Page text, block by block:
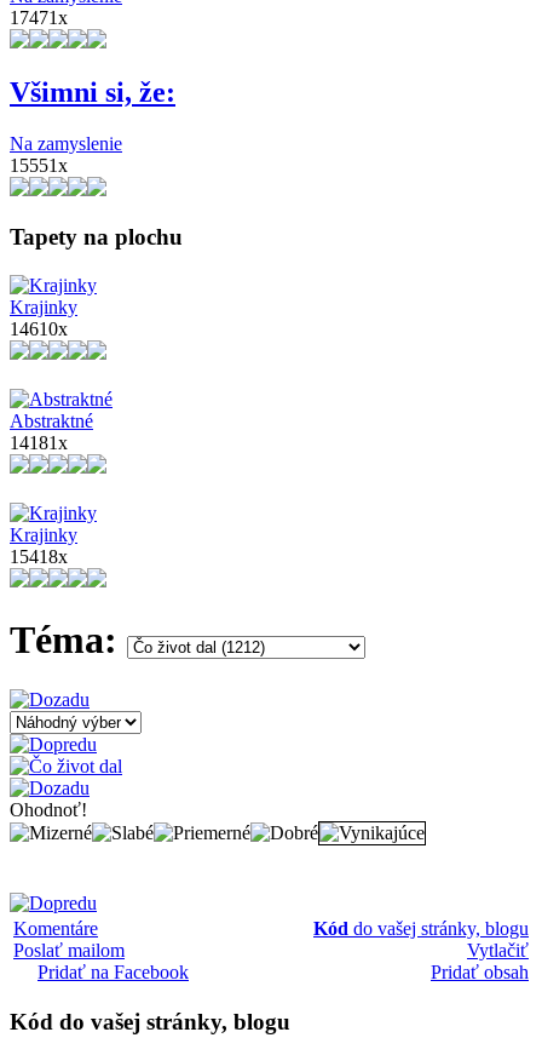
17471x
Všimni si, že:
Na zamyslenie
15551x
Tapety na plochu
Krajinky
14610x
Abstraktné
14181x
Krajinky
15418x
Téma:
Ohodnoť!
Komentáre
Poslať mailom
Pridať na Facebook
Kód do vašej stránky, blogu
Vytlačiť
Pridať obsah
Kód do vašej stránky, blogu